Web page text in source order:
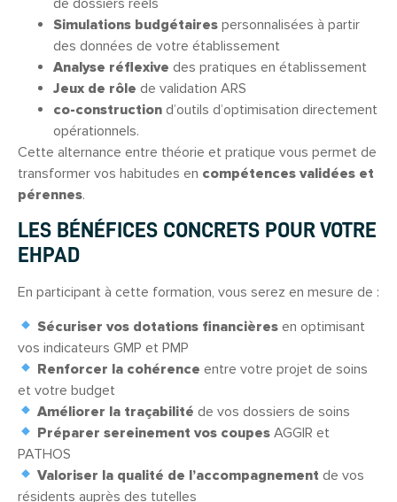
de dossiers réels
Simulations budgétaires personnalisées à partir
des données de votre établissement
Analyse réflexive des pratiques en établissement
Jeux de rôle de validation ARS
co-construction d’outils d’optimisation directement
opérationnels.
Cette alternance entre théorie et pratique vous permet de
transformer vos habitudes en compétences validées et
pérennes.
LES BÉNÉFICES CONCRETS POUR VOTRE
EHPAD
En participant à cette formation, vous serez en mesure de :
Sécuriser vos dotations financières en optimisant
vos indicateurs GMP et PMP
Renforcer la cohérence entre votre projet de soins
et votre budget
Améliorer la traçabilité de vos dossiers de soins
Préparer sereinement vos coupes AGGIR et
PATHOS
Valoriser la qualité de l’accompagnement de vos
résidents auprès des tutelles